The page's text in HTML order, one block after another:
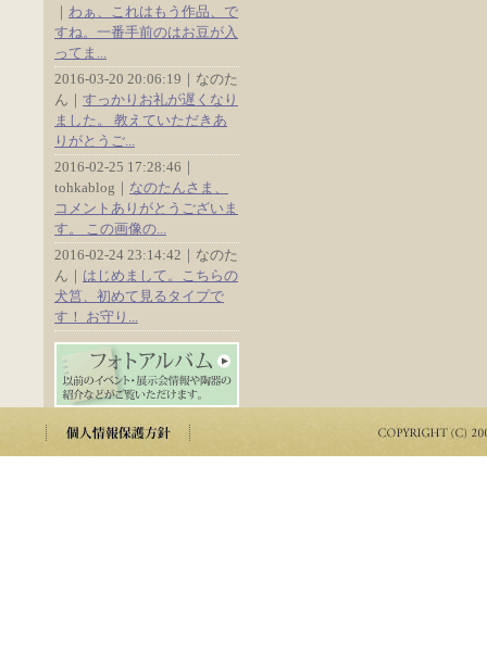
わぁ、これはもう作品、で
すね。一番手前のはお豆が入
ってま...
2016-03-20 20:06:19｜なのた
ん｜ すっかりお礼が遅くなり
ました。 教えていただきあ
りがとうご...
2016-02-25 17:28:46｜
tohkablog｜ なのたんさま、
コメントありがとうございま
す。 この画像の...
2016-02-24 23:14:42｜なのた
ん｜ はじめまして。こちらの
犬筥、初めて見るタイプで
す！ お守り...